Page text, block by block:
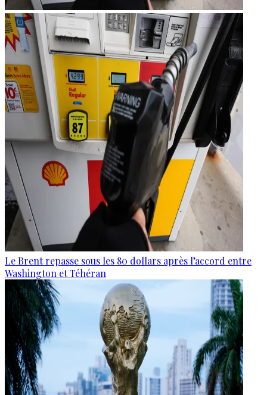
Le Brent repasse sous les 80 dollars après l’accord entre
Washington et Téhéran